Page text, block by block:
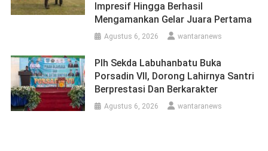
Impresif Hingga Berhasil
Mengamankan Gelar Juara Pertama
Agustus 6, 2026 wantaranews
Plh Sekda Labuhanbatu Buka
Porsadin VII, Dorong Lahirnya Santri
Berprestasi Dan Berkarakter
Agustus 6, 2026 wantaranews